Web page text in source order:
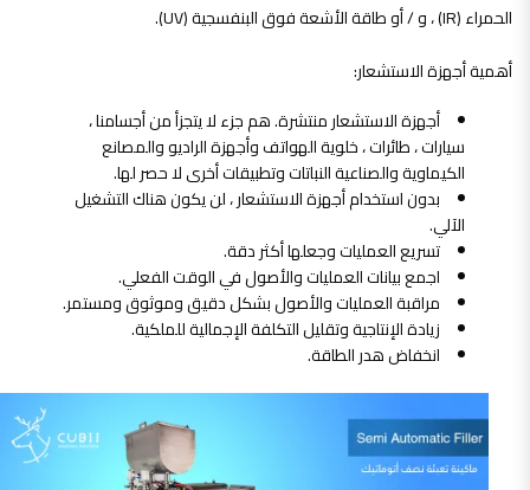
الحمراء (IR) ، و / أو طاقة الأشعة فوق البنفسجية (UV).
أهمية أجهزة الاستشعار:
أجهزة الاستشعار منتشرة. هم جزء لا يتجزأ من أجسامنا ،
سيارات ، طائرات ، خلوية الهواتف وأجهزة الراديو والمصانع
الكيماوية والصناعية النباتات وتطبيقات أخرى لا حصر لها.
بدون استخدام أجهزة الاستشعار ، لن يكون هناك التشغيل
الآلي.
تسريع العمليات وجعلها أكثر دقة.
اجمع بيانات العمليات والأصول في الوقت الفعلي.
مراقبة العمليات والأصول بشكل دقيق وموثوق ومستمر.
زيادة الإنتاجية وتقليل التكلفة الإجمالية للملكية.
انخفاض هدر الطاقة.